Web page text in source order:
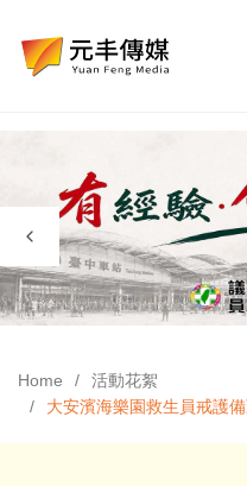
Home
活動花絮
大安濱海樂園救生員戒護